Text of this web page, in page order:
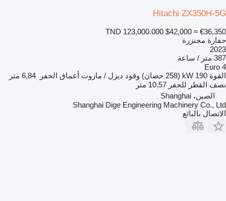
Hitachi ZX350H-5G
TND 123,000.000 $42,000 ≈ €36,350
حفارة مجنزرة
2023
387 متر / ساعة
Euro 4
القوة 190 kW (258 حصان) وقود ديزل / مازوت أعماق الحفر
6,84 متر
نصف القطر للحفر 10,57 متر
الصين، Shanghai
Shanghai Dige Engineering Machinery Co., Ltd
الاتصال بالبائع